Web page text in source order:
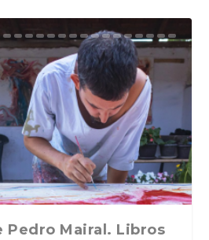
Ekström Lindbäck.
Car...
Hugo Gonçalves.
sido el gran amor de
Ritz», de Philippe
noches de
Pedro Mairal. Libros